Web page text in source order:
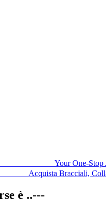
Your One-
Acquista Bracciali,
è ..---